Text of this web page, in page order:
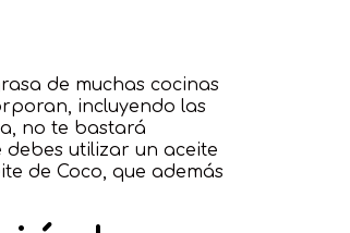
de muchas cocinas
incluyendo las
no te bastará
utilizar un aceite
de Coco, que además